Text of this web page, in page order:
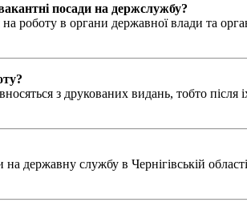
посади на держслужбу?
роботу в органи державної влади та
з друкованих видань, тобто після
державну службу в Чернігівській